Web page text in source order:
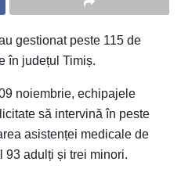
gestionat peste 115 de
în județul Timiș.
noiembrie, echipajele
să intervină în peste
asistenței medicale de
93 adulți și trei minori.